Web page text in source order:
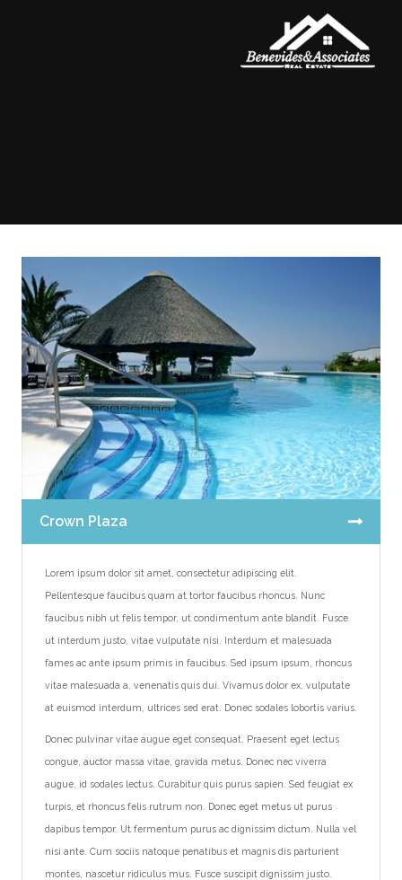
Crown Plaza
Lorem ipsum dolor sit amet, consectetur adipiscing elit.
Pellentesque faucibus quam at tortor faucibus rhoncus. Nunc
faucibus nibh ut felis tempor, ut condimentum ante blandit. Fusce
ut interdum justo, vitae vulputate nisi. Interdum et malesuada
fames ac ante ipsum primis in faucibus. Sed ipsum ipsum, rhoncus
vitae malesuada a, venenatis quis dui. Vivamus dolor ex, vulputate
at euismod interdum, ultrices sed erat. Donec sodales lobortis varius.
Donec pulvinar vitae augue eget consequat. Praesent eget lectus
congue, auctor massa vitae, gravida metus. Donec nec viverra
augue, id sodales lectus. Curabitur quis purus sapien. Sed feugiat ex
turpis, et rhoncus felis rutrum non. Donec eget metus ut purus
dapibus tempor. Ut fermentum purus ac dignissim dictum. Nulla vel
nisi ante. Cum sociis natoque penatibus et magnis dis parturient
montes, nascetur ridiculus mus. Fusce suscipit dignissim justo.